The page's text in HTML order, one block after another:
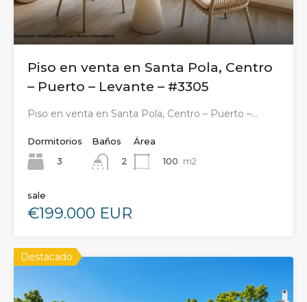
Piso en venta en Santa Pola, Centro
– Puerto – Levante – #3305
Piso en venta en Santa Pola, Centro – Puerto –…
Dormitorios
3
Baños
2
Área
100 m2
sale
€199.000 EUR
Destacado